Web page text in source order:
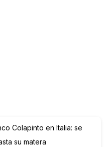
Colapinto en Italia: se
su matera